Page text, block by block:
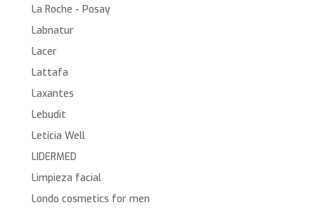
La Roche - Posay
Labnatur
Lacer
Lattafa
Laxantes
Lebudit
Leticia Well
LIDERMED
Limpieza facial
Londo cosmetics for men